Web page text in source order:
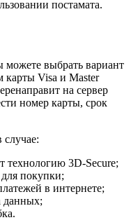
постамата.
можете выбрать вариант
Visa и Master
на сервер
номер карты, срок
случае:
технологию 3D-Secure;
для покупки;
в интернете;
данных;